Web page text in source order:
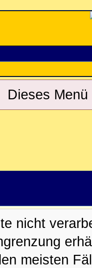
Dieses
nicht
meisten